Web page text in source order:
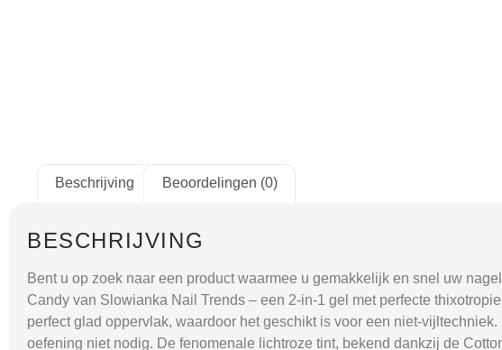
Beschrijving Beoordelingen (0)
BESCHRIJVING
Bent u op zoek naar een product waarmee u gemakkelijk en snel uw
Candy van Slowianka Nail Trends – een 2-in-1 gel met perfecte
perfect glad oppervlak, waardoor het geschikt is voor een niet-
oefening niet nodig. De fenomenale lichtroze tint, bekend dankzij de